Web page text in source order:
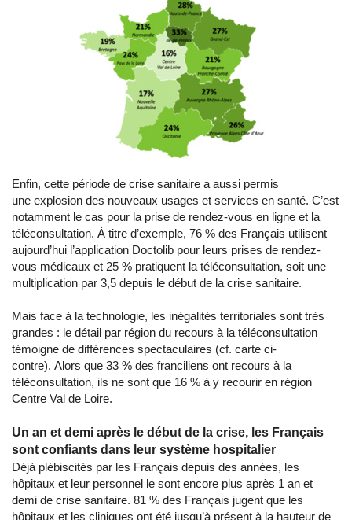
Enfin, cette période de crise sanitaire a aussi permis
une explosion des nouveaux usages et services en santé. C’est
notamment le cas pour la prise de rendez-vous en ligne et la
téléconsultation. À titre d’exemple, 76 % des Français utilisent
aujourd’hui l’application Doctolib pour leurs prises de rendez-
vous médicaux et 25 % pratiquent la téléconsultation, soit une
multiplication par 3,5 depuis le début de la crise sanitaire.
Mais face à la technologie, les inégalités territoriales sont très
grandes : le détail par région du recours à la téléconsultation
témoigne de différences spectaculaires (cf. carte ci-
contre). Alors que 33 % des franciliens ont recours à la
téléconsultation, ils ne sont que 16 % à y recourir en région
Centre Val de Loire.
Un an et demi après le début de la crise, les Français
sont confiants dans leur système hospitalier
Déjà plébiscités par les Français depuis des années, les
hôpitaux et leur personnel le sont encore plus après 1 an et
demi de crise sanitaire. 81 % des Français jugent que les
hôpitaux et les cliniques ont été jusqu’à présent à la hauteur de